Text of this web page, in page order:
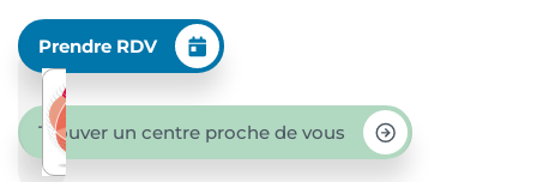
Prendre RDV
Trouver un centre proche de vous